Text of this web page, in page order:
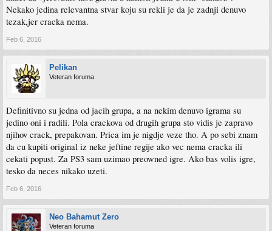
Nekako jedina relevantna stvar koju su rekli je da je zadnji denuvo
tezak,jer cracka nema.
Feb 6, 2016
Pelikan
Veteran foruma
Definitivno su jedna od jacih grupa, a na nekim denuvo igrama su
jedino oni i radili. Pola crackova od drugih grupa sto vidis je zapravo
njihov crack, prepakovan. Prica im je nigdje veze tho. A po sebi znam
da cu kupiti original iz neke jeftine regije ako vec nema cracka ili
cekati popust. Za PS3 sam uzimao preowned igre. Ako bas volis igre,
tesko da neces nikako uzeti.
Feb 6, 2016
Neo Bahamut Zero
Veteran foruma